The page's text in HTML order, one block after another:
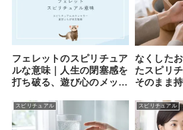
フェレットのスピリチュア
ルな意味｜人生の閉塞感を
打ち破る、遊び心のメッセ
なくした
たスピリ
そのまま
スピリチュアル スピリチュアル